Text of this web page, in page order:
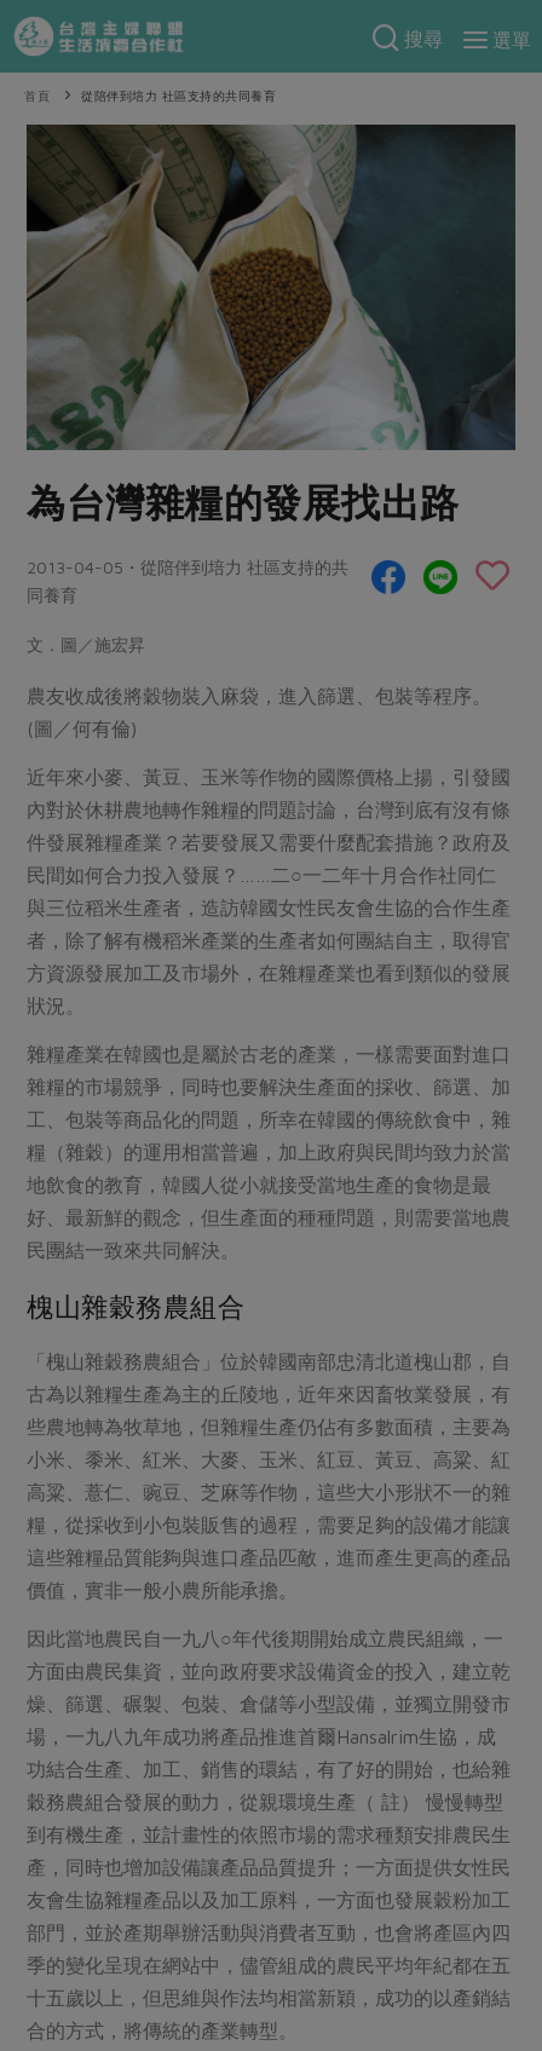
搜尋
選單
產品分類
當季蔬果
一籃菜 當令水果
芽苗類 蕈菇類
辛香料類
奶蛋豆・五穀
蛋 乳製品
豆製品 米麵雜糧
肉品・水產
水畜加工品
調味醬料/南北貨 烘焙
居家好物
美妝保養 個人清潔
家庭清潔 織品
日用品
防災用品
最新產品
優惠專區
素食專區
食譜料理
食材
麵食
肉食
常備菜
蛋料理
料理方式
烘焙．點心
湯品．鍋物
漬物
涼拌沙拉
飲品
主題食譜
異國料理
節慶大餐
高麗菜海鮮煎餅
特別企畫
預購活動
把最好的台灣味帶回家！
防災用品預購圓滿結束
2026年端午節預購圓滿結束
更多預購活動
當季產品
合作25-經典快閃最後一週
合作25-精選產品第三彈
更多當季產品
議題活動
主婦聯盟X樂齡網特約優惠案
30%rPET紅烏龍茶
2024農業發展計畫年度報告
更多議題活動
把最好的台灣味帶回家！
綠主張
觀點文章
主婦食堂 一籃菜真心話
社內大小事 合作聯合國
樂齡生活 親子食育
非基改運動 支持本土農糧
減添加物 減塑減廢
公益金 食農教育
更多議題
生活者e週報
綠主張月刊
典藏閱覽室
關於合作社
認識合作社
關於我們
合作社組織
員工與求才
自主把關
檢驗報告
硝酸鹽檢驗
合作社法規
社務專區
最新消息
媒體報導
下載專區
地區活動
社務會議
活動報下載
重要公告
首頁 從陪伴到培力 社區支持的共同養育
為台灣雜糧的發展找出路
2013-04-05・從陪伴到培力 社區支持的共
同養育
文．圖／施宏昇
農友收成後將穀物裝入麻袋，進入篩選、包裝等程序。
(圖／何有倫)
近年來小麥、黃豆、玉米等作物的國際價格上揚，引發國
內對於休耕農地轉作雜糧的問題討論，台灣到底有沒有條
件發展雜糧產業？若要發展又需要什麼配套措施？政府及
民間如何合力投入發展？……二○一二年十月合作社同仁
與三位稻米生產者，造訪韓國女性民友會生協的合作生產
者，除了解有機稻米產業的生產者如何團結自主，取得官
方資源發展加工及市場外，在雜糧產業也看到類似的發展
狀況。
雜糧產業在韓國也是屬於古老的產業，一樣需要面對進口
雜糧的市場競爭，同時也要解決生產面的採收、篩選、加
工、包裝等商品化的問題，所幸在韓國的傳統飲食中，雜
糧（雜穀）的運用相當普遍，加上政府與民間均致力於當
地飲食的教育，韓國人從小就接受當地生產的食物是最
好、最新鮮的觀念，但生產面的種種問題，則需要當地農
民團結一致來共同解決。
槐山雜穀務農組合
「槐山雜穀務農組合」位於韓國南部忠清北道槐山郡，自
古為以雜糧生產為主的丘陵地，近年來因畜牧業發展，有
些農地轉為牧草地，但雜糧生產仍佔有多數面積，主要為
小米、黍米、紅米、大麥、玉米、紅豆、黃豆、高粱、紅
高粱、薏仁、豌豆、芝麻等作物，這些大小形狀不一的雜
糧，從採收到小包裝販售的過程，需要足夠的設備才能讓
這些雜糧品質能夠與進口產品匹敵，進而產生更高的產品
價值，實非一般小農所能承擔。
因此當地農民自一九八○年代後期開始成立農民組織，一
方面由農民集資，並向政府要求設備資金的投入，建立乾
燥、篩選、碾製、包裝、倉儲等小型設備，並獨立開發市
場，一九八九年成功將產品推進首爾Hansalrim生協，成
功結合生產、加工、銷售的環結，有了好的開始，也給雜
穀務農組合發展的動力，從親環境生產（ 註） 慢慢轉型
到有機生產，並計畫性的依照市場的需求種類安排農民生
產，同時也增加設備讓產品品質提升；一方面提供女性民
友會生協雜糧產品以及加工原料，一方面也發展穀粉加工
部門，並於產期舉辦活動與消費者互動，也會將產區內四
季的變化呈現在網站中，儘管組成的農民平均年紀都在五
十五歲以上，但思維與作法均相當新穎，成功的以產銷結
合的方式，將傳統的產業轉型。